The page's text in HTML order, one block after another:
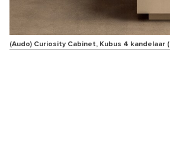
(Audo) Curiosity Cabinet, Kubus 4 kandelaar (